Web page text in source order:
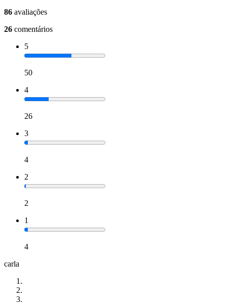
86 avaliações
26 comentários
5
50
4
26
3
4
2
2
1
4
carla